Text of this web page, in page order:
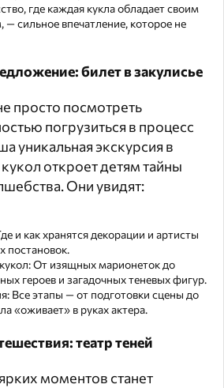
где каждая кукла обладает своим
— сильное впечатление, которое не
билет в закулисье
просто посмотреть
погрузиться в процесс
уникальная экскурсия в
кукол откроет детям тайны
Они увидят:
и как хранятся декорации и артисты
постановок.
От изящных марионеток до
героев и загадочных теневых фигур.
Все этапы — от подготовки сцены до
«оживает» в руках актера.
театр теней
моментов станет